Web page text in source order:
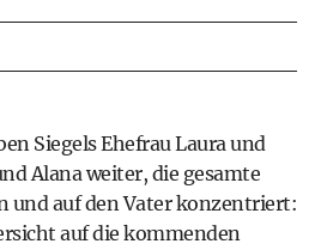
Siegels Ehefrau Laura und
Alana weiter, die gesamte
und auf den Vater konzentriert:
auf die kommenden